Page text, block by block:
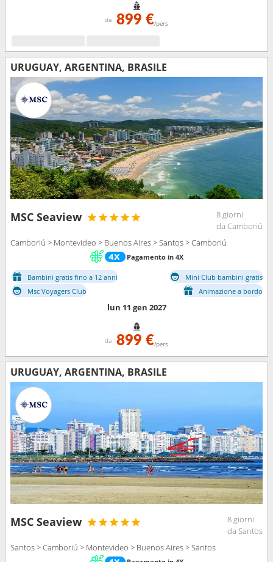
da 899 €/pers
URUGUAY, ARGENTINA, BRASILE
MSC Seaview
8 giorni
da Camboriú
Camboriú > Montevideo > Buenos Aires > Santos > Camboriú
Pagamento in 4X
Bambini gratis fino a 12 anni
Mini Club bambini gratis
Msc Voyagers Club
Animazione a bordo
lun 11 gen 2027
da 899 €/pers
URUGUAY, ARGENTINA, BRASILE
MSC Seaview
8 giorni
da Santos
Santos > Camboriú > Montevideo > Buenos Aires > Santos